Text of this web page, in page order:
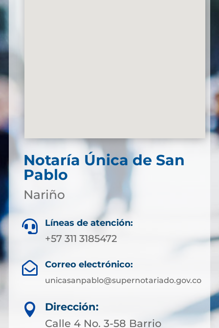
Notaría Única de San
Pablo
Nariño
 Líneas de atención:
+57 311 3185472
 Correo electrónico:
unicasanpablo@supernotariado.gov.co

Dirección:
Calle 4 No. 3-58 Barrio